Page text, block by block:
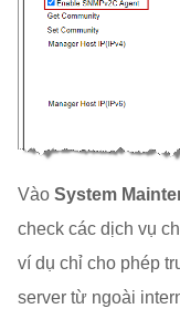
Vào System
check các dịch vụ
ví dụ chỉ cho phép
server từ ngoài